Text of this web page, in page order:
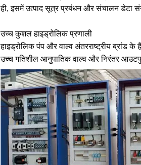
ही, इसमें उत्पाद सूत्र प्रबंधन और संचालन डेटा
उच्च कुशल हाइड्रोलिक प्रणाली
हाइड्रोलिक पंप और वाल्व अंतरराष्ट्रीय ब्रांड
उच्च गतिशील आनुपातिक वाल्व और निरंतर